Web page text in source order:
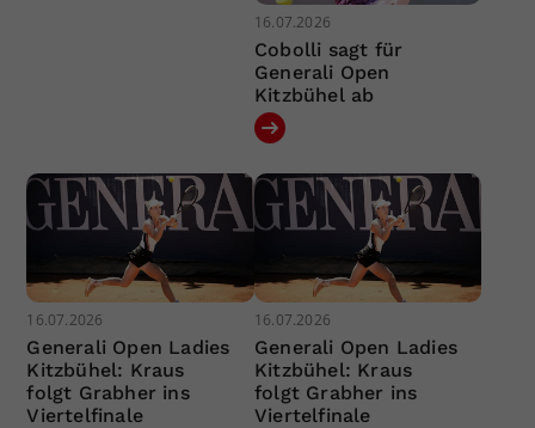
16.07.2026
Cobolli sagt für
Generali Open
Kitzbühel ab
16.07.2026
Generali Open Ladies
Kitzbühel: Kraus
folgt Grabher ins
Viertelfinale
16.07.2026
Generali Open Ladies
Kitzbühel: Kraus
folgt Grabher ins
Viertelfinale